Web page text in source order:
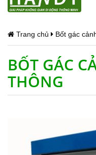
Trang chủ Bốt gác
BỐT GÁC
THÔNG